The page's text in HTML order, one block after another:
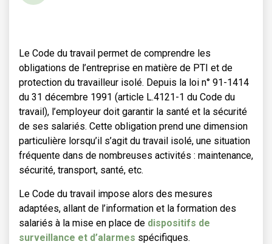
Le Code du travail permet de comprendre les
obligations de l’entreprise en matière de PTI et de
protection du travailleur isolé. Depuis la loi n° 91-1414
du 31 décembre 1991 (article L.4121-1 du Code du
travail), l’employeur doit garantir la santé et la sécurité
de ses salariés. Cette obligation prend une dimension
particulière lorsqu’il s’agit du travail isolé, une situation
fréquente dans de nombreuses activités : maintenance,
sécurité, transport, santé, etc.
Le Code du travail impose alors des mesures
adaptées, allant de l’information et la formation des
salariés à la mise en place de dispositifs de
surveillance et d’alarmes spécifiques.